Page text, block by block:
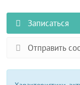
Записаться
Отправить